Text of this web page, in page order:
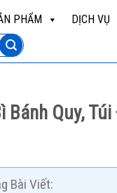
PHẨM DỊCH VỤ
Bánh Quy,
Bài Viết: